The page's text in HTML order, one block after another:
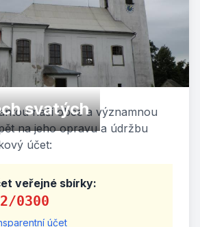
svatých
naší obce a významnou
na jeho opravu a údržbu
účet:
veřejné sbírky:
0300
účet